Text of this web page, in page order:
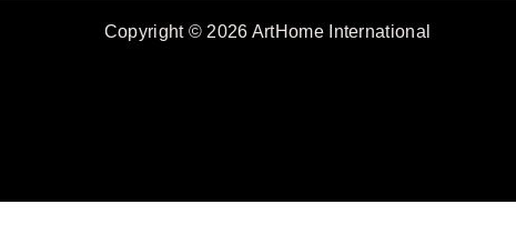
Copyright © 2026 ArtHome International